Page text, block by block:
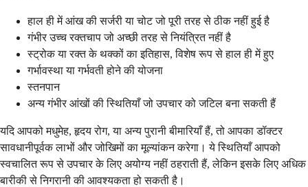
हाल ही में आंख की सर्जरी या चोट जो पूरी तरह से ठीक नहीं हुई है
गंभीर उच्च रक्तचाप जो अच्छी तरह से नियंत्रित नहीं है
स्ट्रोक या रक्त के थक्कों का इतिहास, विशेष रूप से हाल ही में हुए
गर्भावस्था या गर्भवती होने की योजना
स्तनपान
अन्य गंभीर आंखों की स्थितियाँ जो उपचार को जटिल बना सकती हैं
यदि आपको मधुमेह, हृदय रोग, या अन्य पुरानी बीमारियाँ हैं, तो आपका डॉक्टर
सावधानीपूर्वक लाभों और जोखिमों का मूल्यांकन करेगा। ये स्थितियाँ आपको
स्वचालित रूप से उपचार के लिए अयोग्य नहीं ठहराती हैं, लेकिन इसके लिए अधिक
बारीकी से निगरानी की आवश्यकता हो सकती है।